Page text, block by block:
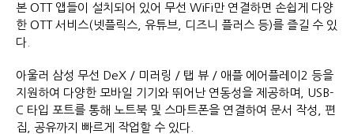
본 OTT 앱들이 설치되어 있어 무선 WiFi만 연결하면 손쉽게 다양
한 OTT 서비스(넷플릭스, 유튜브, 디즈니 플러스 등)를 즐길 수 있
다.
아울러 삼성 무선 DeX / 미러링 / 탭 뷰 / 애플 에어플레이2 등을
지원하여 다양한 모바일 기기와 뛰어난 연동성을 제공하며, USB-
C 타입 포트를 통해 노트북 및 스마트폰을 연결하여 문서 작성, 편
집, 공유까지 빠르게 작업할 수 있다.